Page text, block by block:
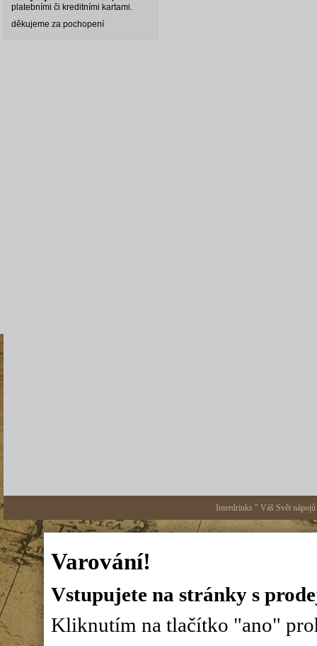
platebními či kreditními kartami.
děkujeme za pochopení
Interdrinks " Váš Svět
Varování!
Vstupujete na stránky s
Kliknutím na tlačítko "ano"